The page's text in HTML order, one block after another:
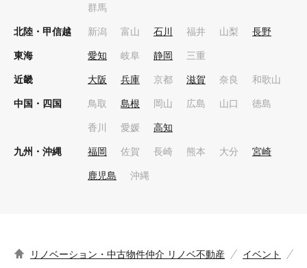
群馬
北陸・甲信越 新潟 富山 石川 福井 山梨 長野
東海 愛知 岐阜 静岡 三重
近畿 大阪 兵庫 京都 滋賀 奈良 和歌山
中国・四国 鳥取 島根 岡山 広島 山口 徳島
香川 愛媛 高知
九州・沖縄 福岡 佐賀 長崎 熊本 大分 宮崎
鹿児島 沖縄
リノベーション・中古物件仲介 リノベ不動産 イベント